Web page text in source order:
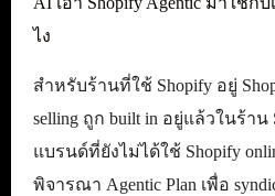
ไง
สำหรับร้านที่ใช้ Shopify อยู่
selling ถูก built in อยู่แล้วในร้าน
แบรนด์ที่ยังไม่ได้ใช้ Shopify
พิจารณา Agentic Plan เพื่อ